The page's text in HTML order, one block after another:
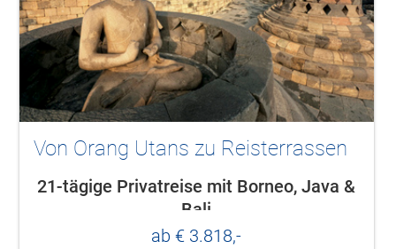
Von Orang Utans zu Reisterrassen
21-tägige Privatreise mit Borneo, Java &
Bali
ab € 3.818,-